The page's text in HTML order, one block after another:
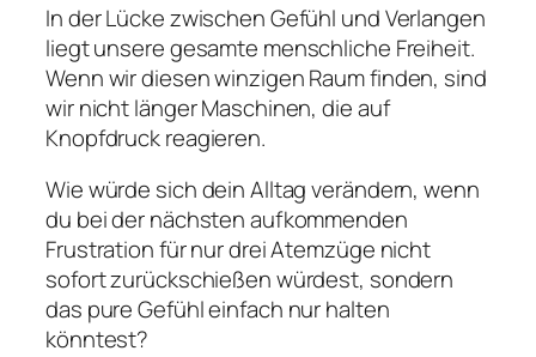
In der Lücke zwischen Gefühl und Verlangen
liegt unsere gesamte menschliche Freiheit.
Wenn wir diesen winzigen Raum finden, sind
wir nicht länger Maschinen, die auf
Knopfdruck reagieren.
Wie würde sich dein Alltag verändern, wenn
du bei der nächsten aufkommenden
Frustration für nur drei Atemzüge nicht
sofort zurückschießen würdest, sondern
das pure Gefühl einfach nur halten
könntest?